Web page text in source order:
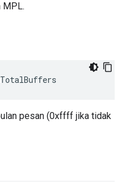
MPL.
pesan (0xffff jika tidak